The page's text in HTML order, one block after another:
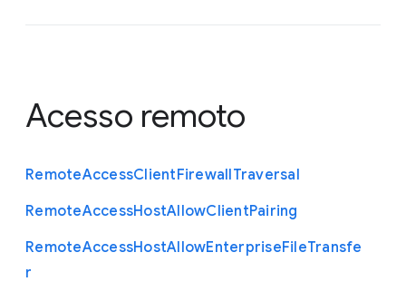
Acesso remoto
RemoteAccessClientFirewallTraversal
RemoteAccessHostAllowClientPairing
RemoteAccessHostAllowEnterpriseFileTransfe
r